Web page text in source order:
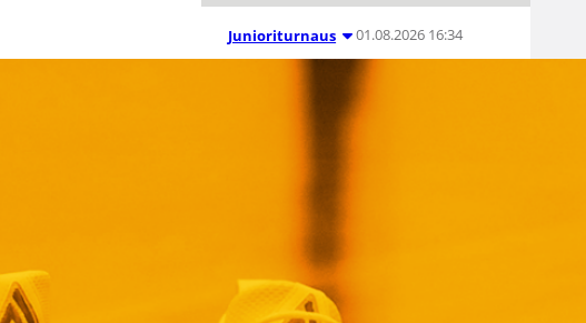
Junioriturnaus 01.08.2026 16:34
Delfin Basket
Tournament
31.7.-2.8.
Tampereella